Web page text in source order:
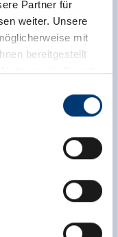
Partner für
weiter. Unsere
mit
bereitgestellt
der Dienste